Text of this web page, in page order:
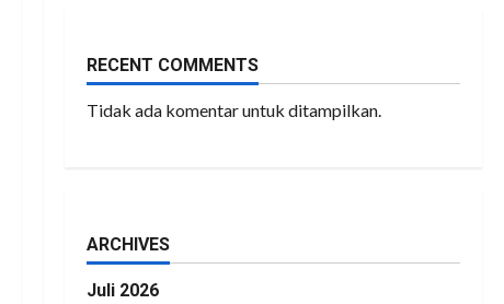
RECENT COMMENTS
Tidak ada komentar untuk ditampilkan.
ARCHIVES
Juli 2026